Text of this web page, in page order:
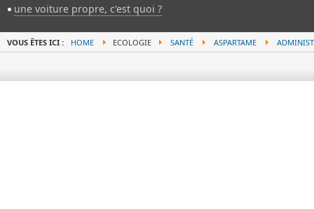
une voiture propre, c'est quoi ?
VOUS ÊTES ICI : HOME ECOLOGIE SANTÉ ASPARTAME